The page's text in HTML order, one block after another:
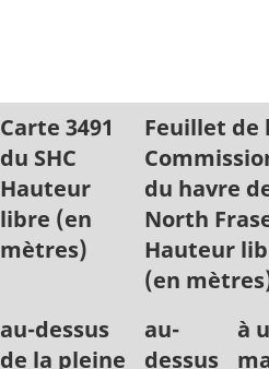
Carte 3491
du SHC
Hauteur
libre (en
mètres)
Feuillet de
du havre
North
Hauteur
(en
au-dessus
de la pleine
au-
dessus
à